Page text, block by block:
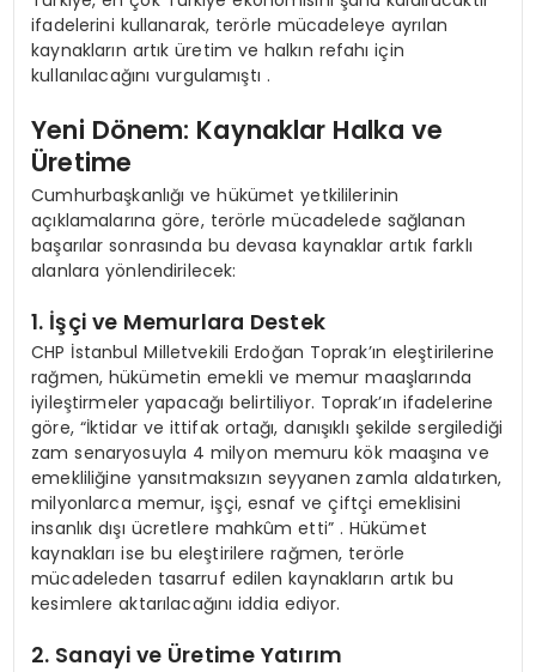
ifadelerini kullanarak, terörle mücadeleye ayrılan
kaynakların artık üretim ve halkın refahı için
kullanılacağını vurgulamıştı .
Yeni Dönem: Kaynaklar Halka ve
Üretime
Cumhurbaşkanlığı ve hükümet yetkililerinin
açıklamalarına göre, terörle mücadelede sağlanan
başarılar sonrasında bu devasa kaynaklar artık farklı
alanlara yönlendirilecek:
1. İşçi ve Memurlara Destek
CHP İstanbul Milletvekili Erdoğan Toprak’ın eleştirilerine
rağmen, hükümetin emekli ve memur maaşlarında
iyileştirmeler yapacağı belirtiliyor. Toprak’ın ifadelerine
göre, “İktidar ve ittifak ortağı, danışıklı şekilde sergilediği
zam senaryosuyla 4 milyon memuru kök maaşına ve
emekliliğine yansıtmaksızın seyyanen zamla aldatırken,
milyonlarca memur, işçi, esnaf ve çiftçi emeklisini
insanlık dışı ücretlere mahkûm etti” . Hükümet
kaynakları ise bu eleştirilere rağmen, terörle
mücadeleden tasarruf edilen kaynakların artık bu
kesimlere aktarılacağını iddia ediyor.
2. Sanayi ve Üretime Yatırım